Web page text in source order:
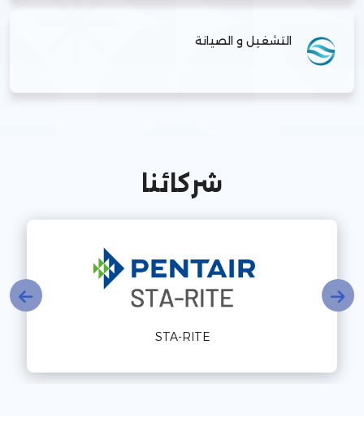
التشغيل و الصيانة
شركائنا
Aqua Industrial Group